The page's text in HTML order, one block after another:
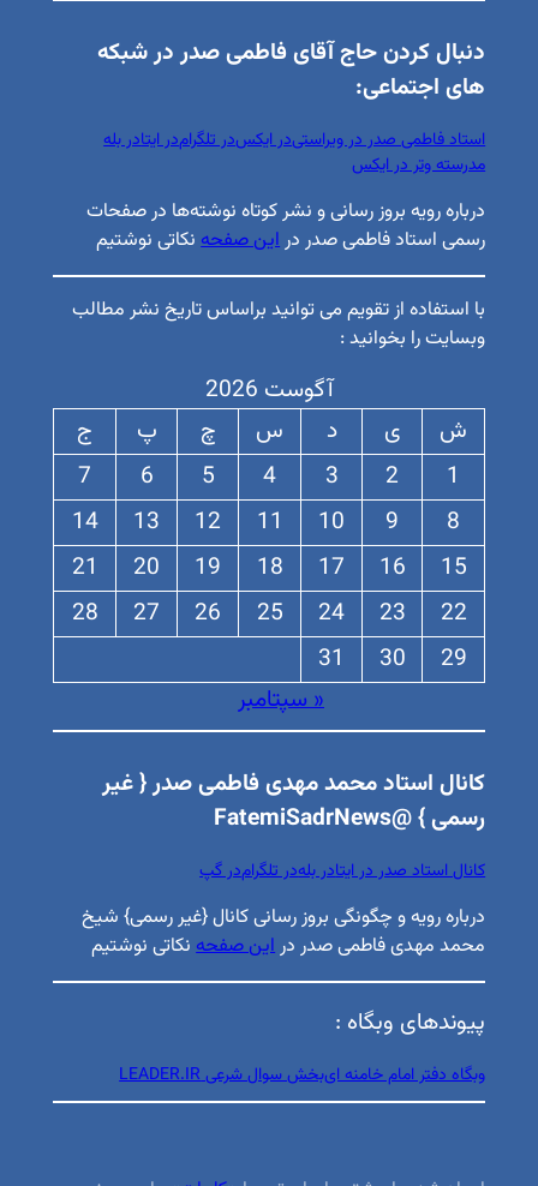
دنبال کردن حاج آقای فاطمی صدر در شبکه
های اجتماعی:
استاد فاطمی صدر در ویراستیدر ایکسدر تلگرامدر ایتادر بله
مدرسته وتر در ایکس
درباره رویه بروز رسانی و نشر کوتاه نوشته‌ها در صفحات
رسمی استاد فاطمی صدر دراین صفحهنکاتی نوشتیم
با استفاده از تقویم می توانید براساس تاریخ نشر مطالب
وبسایت را بخوانید :
آگوست 2026
ش
ی د س چ پ
ج
1
2
3
4
5
6
7
8
9
10
11
12
13
14
15
16
17
18
19
20
21
22
23
24
25
26
27
28
29
30
31
« سپتامبر
کانال استاد محمد مهدی فاطمی صدر { غیر
رسمی } @FatemiSadrNews
کانال استاد صدر در ایتادر بلهدر تلگرامدر گپ
درباره رویه و چگونگی بروز رسانی کانال {غیر رسمی} شیخ
محمد مهدی فاطمی صدر دراین صفحهنکاتی نوشتیم
پیوندهای وبگاه :
وبگاه دفتر امام خامنه ایبخش سوال شرعی LEADER.IR